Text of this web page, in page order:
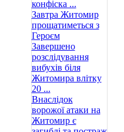
конфіска ...
Завтра Житомир
прощатиметься з
Героєм
Завершено
розслідування
вибухів біля
Житомира влітку
20 ...
Внаслідок
ворожої атаки на
Житомир є